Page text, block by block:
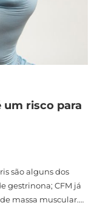
um risco para
são alguns dos
gestrinona; CFM já
massa muscular.…